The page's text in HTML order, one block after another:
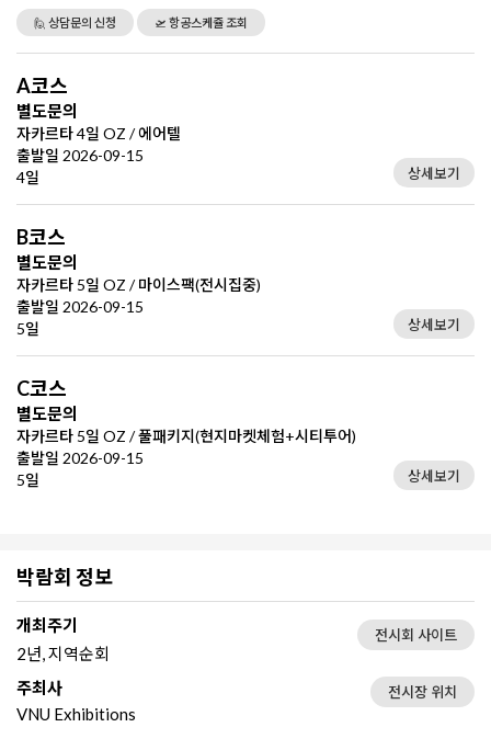
🙋 상담문의 신청 🛫 항공스케쥴 조회
A코스
별도문의
자카르타 4일 OZ / 에어텔
출발일 2026-09-15
4일
상세보기
B코스
별도문의
자카르타 5일 OZ / 마이스팩(전시집중)
출발일 2026-09-15
5일
상세보기
C코스
별도문의
자카르타 5일 OZ / 풀패키지(현지마켓체험+시티투어)
출발일 2026-09-15
5일
상세보기
박람회 정보
개최주기
2년, 지역순회
전시회 사이트
주최사
VNU Exhibitions
전시장 위치